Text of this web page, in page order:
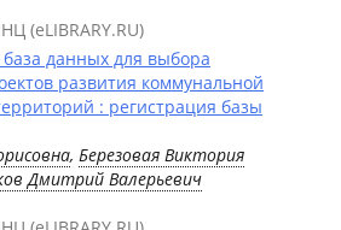
(eLIBRARY.RU)
данных для выбора
развития коммунальной
: регистрация базы
, Березовая Виктория
Дмитрий Валерьевич